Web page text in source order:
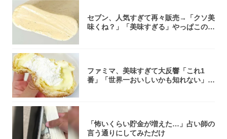
セブン、人気すぎて再々販売→「クソ美
味くね？」「美味すぎる」やっぱこのク
ファミマ、美味すぎて大反響「これ1
番」「世界一おいしいかも知れない」
「怖いくらい貯金が増えた…」占い師の
言う通りにしてみただけ